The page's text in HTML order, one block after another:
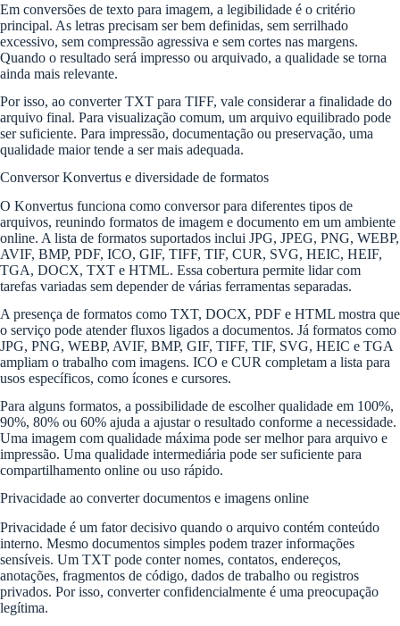
Em conversões de texto para imagem, a legibilidade é o critério
principal. As letras precisam ser bem definidas, sem serrilhado
excessivo, sem compressão agressiva e sem cortes nas margens.
Quando o resultado será impresso ou arquivado, a qualidade se torna
ainda mais relevante.
Por isso, ao converter TXT para TIFF, vale considerar a finalidade do
arquivo final. Para visualização comum, um arquivo equilibrado pode
ser suficiente. Para impressão, documentação ou preservação, uma
qualidade maior tende a ser mais adequada.
Conversor Konvertus e diversidade de formatos
O Konvertus funciona como conversor para diferentes tipos de
arquivos, reunindo formatos de imagem e documento em um ambiente
online. A lista de formatos suportados inclui JPG, JPEG, PNG, WEBP,
AVIF, BMP, PDF, ICO, GIF, TIFF, TIF, CUR, SVG, HEIC, HEIF,
TGA, DOCX, TXT e HTML. Essa cobertura permite lidar com
tarefas variadas sem depender de várias ferramentas separadas.
A presença de formatos como TXT, DOCX, PDF e HTML mostra que
o serviço pode atender fluxos ligados a documentos. Já formatos como
JPG, PNG, WEBP, AVIF, BMP, GIF, TIFF, TIF, SVG, HEIC e TGA
ampliam o trabalho com imagens. ICO e CUR completam a lista para
usos específicos, como ícones e cursores.
Para alguns formatos, a possibilidade de escolher qualidade em 100%,
90%, 80% ou 60% ajuda a ajustar o resultado conforme a necessidade.
Uma imagem com qualidade máxima pode ser melhor para arquivo e
impressão. Uma qualidade intermediária pode ser suficiente para
compartilhamento online ou uso rápido.
Privacidade ao converter documentos e imagens online
Privacidade é um fator decisivo quando o arquivo contém conteúdo
interno. Mesmo documentos simples podem trazer informações
sensíveis. Um TXT pode conter nomes, contatos, endereços,
anotações, fragmentos de código, dados de trabalho ou registros
privados. Por isso, converter confidencialmente é uma preocupação
legítima.